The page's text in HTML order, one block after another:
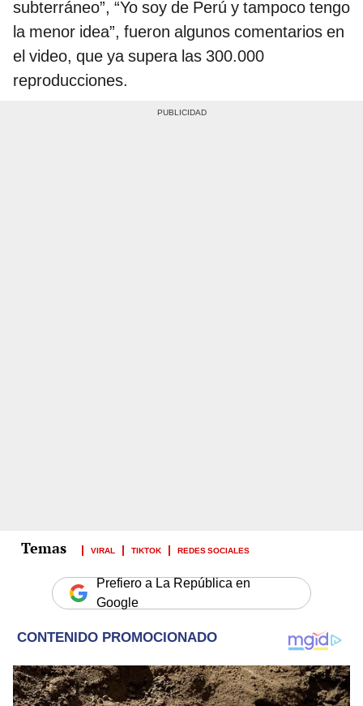
subterráneo”, “Yo soy de Perú y tampoco tengo
la menor idea”, fueron algunos comentarios en
el video, que ya supera las 300.000
reproducciones.
VIRAL TIKTOK REDES SOCIALES
Prefiero a La República en
Google